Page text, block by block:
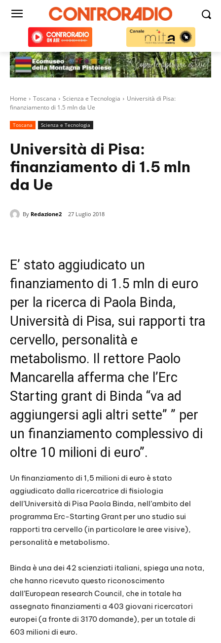
Home Toscana Scienza e Tecnologia
Università di Pisa:
finanziamento di 1.5 mln da Ue
Toscana Scienza e Tecnologia
Università di Pisa:
finanziamento di 1.5 mln
da Ue
By Redazione2 27 Luglio 2018
E’ stato aggiudicato un
finanziamento di 1.5 mln di euro
per la ricerca di Paola Binda,
Università di Pisa, sui rapporti tra
cervello, personalità e
metabolismo. Il rettore Paolo
Mancarella afferma che l’Erc
Starting grant di Binda “va ad
aggiungersi agli altri sette” ” per
un finanziamento complessivo di
oltre 10 milioni di euro”.
Un finanziamento di 1,5 milioni di euro è stato
aggiudicato dalla ricercatrice di fisiologia
dell’Università di Pisa Paola Binda, nell’ambito del
programma Erc-Starting Grant per uno studio sui
rapporti tra cervello (in particolare le aree visive),
personalità e metabolismo.
Binda è una dei 42 scienziati italiani, spiega una nota,
che hanno ricevuto questo riconoscimento
dall’European research Council, che in totale ha
assegnato finanziamenti a 403 giovani ricercatori
europei (a fronte di 3170 domande), per un totale di
603 milioni di euro.